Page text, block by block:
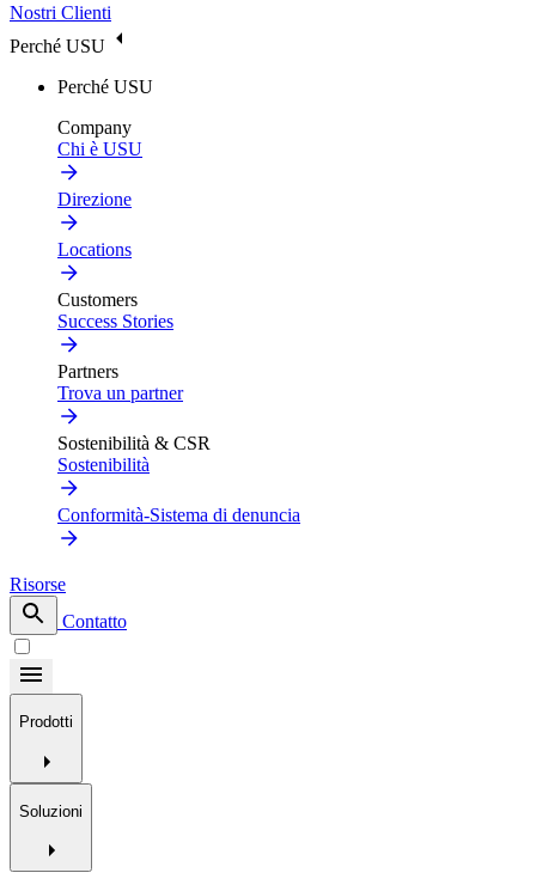
Nostri Clienti
Perché USU
Perché USU
Company
Chi è USU
Direzione
Locations
Customers
Success Stories
Partners
Trova un partner
Sostenibilità & CSR
Sostenibilità
Conformità-Sistema di denuncia
Risorse
Contatto
Prodotti
Soluzioni